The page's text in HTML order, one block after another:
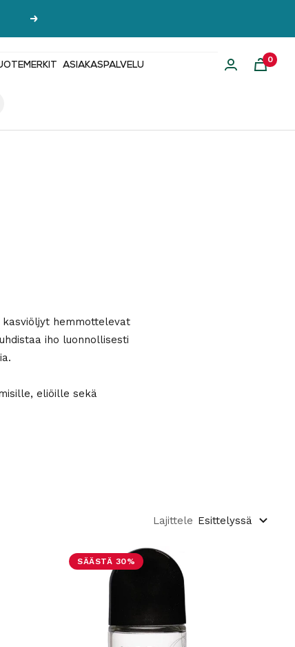
Seuraava
ASIAKASPALVELU
0
kasviöljyt hemmottelevat
iho luonnollisesti
eliöille sekä
Lajittele Esittelyssä
SÄÄSTÄ 30%